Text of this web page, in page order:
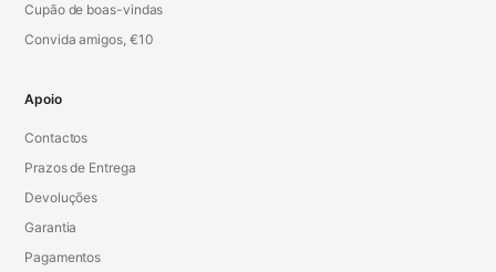
Cupão de boas-vindas
Convida amigos, €10
Apoio
Contactos
Prazos de Entrega
Devoluções
Garantia
Pagamentos